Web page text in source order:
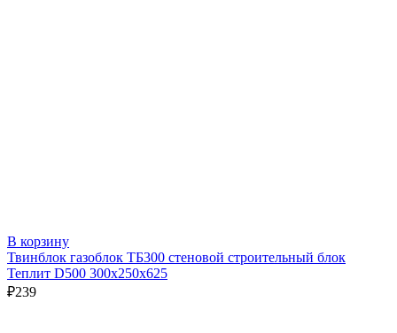
В корзину
Твинблок газоблок ТБ300 стеновой строительный блок
Теплит D500 300х250х625
₽239